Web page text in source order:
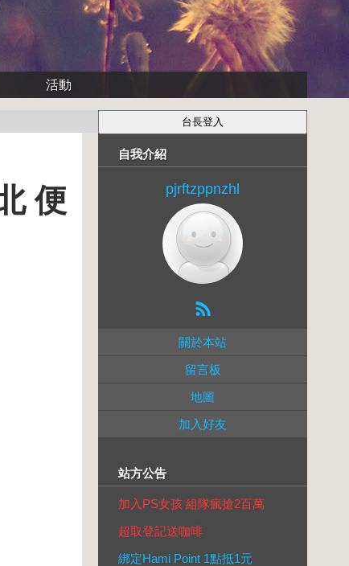
活動
便
自我介紹
pjrftzppnzhl
關於本站
留言板
地圖
加入好友
站方公告
加入PS女孩 組隊瘋搶2百萬
超取登記送咖啡
綁定Hami Point 1點抵1元